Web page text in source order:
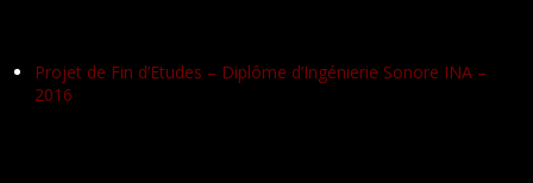
Projet de Fin d’Etudes – Diplôme d’Ingénierie Sonore INA –
2016